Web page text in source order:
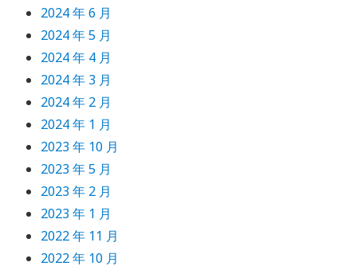
2024 年 6 月
2024 年 5 月
2024 年 4 月
2024 年 3 月
2024 年 2 月
2024 年 1 月
2023 年 10 月
2023 年 5 月
2023 年 2 月
2023 年 1 月
2022 年 11 月
2022 年 10 月